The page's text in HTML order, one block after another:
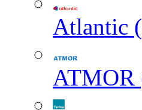
Atlantic
ATMOR